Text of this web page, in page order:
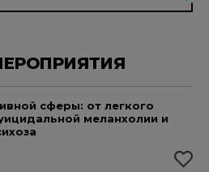
сферы: от легкого
меланхолии и